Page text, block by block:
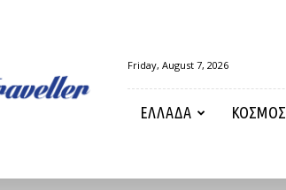
Friday, August 7, 2026
ΕΛΛΑΔΑ ΚΟΣΜΟΣ